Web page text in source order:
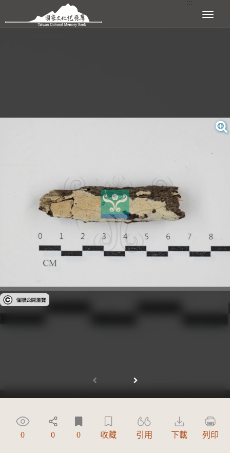
跳到主要內容區塊 展開選單
受著作權法保護-僅限於本平台有限度公開瀏覽
0 0 0 收藏 引用 下載 列印